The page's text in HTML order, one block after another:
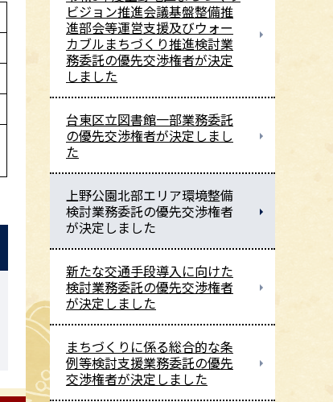
ビジョン推進会議基盤整備推
進部会等運営支援及びウォー
カブルまちづくり推進検討業
務委託の優先交渉権者が決定
しました
台東区立図書館一部業務委託
の優先交渉権者が決定しまし
た
上野公園北部エリア環境整備
検討業務委託の優先交渉権者
が決定しました
新たな交通手段導入に向けた
検討業務委託の優先交渉権者
が決定しました
まちづくりに係る総合的な条
例等検討支援業務委託の優先
交渉権者が決定しました